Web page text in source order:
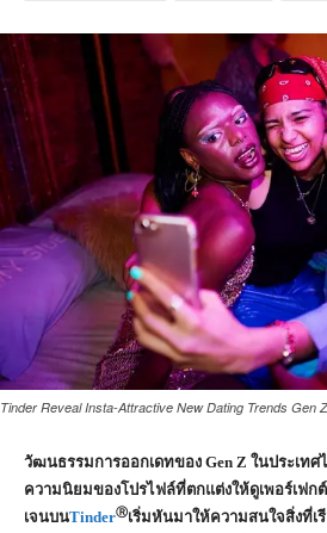
Tinder Reveal Insta-Attractive New Dating Trends Gen
วัฒนธรรมการออกเดทของ Gen Z ในประเทศ
ความนิยมของโปรไฟล์ที่ตกแต่งให้ดูเพอร์เฟก
เจนบนTinderⓇเริ่มหันมาให้ความสนใจสิ่งที่เ